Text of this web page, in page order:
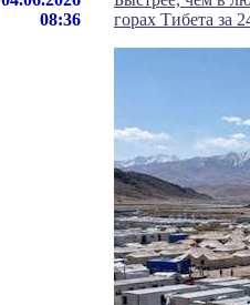
08:36
горах Тибета за